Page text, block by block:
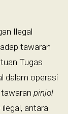
Ilegal
tawaran
Tugas
dalam operasi
pinjol
ilegal, antara